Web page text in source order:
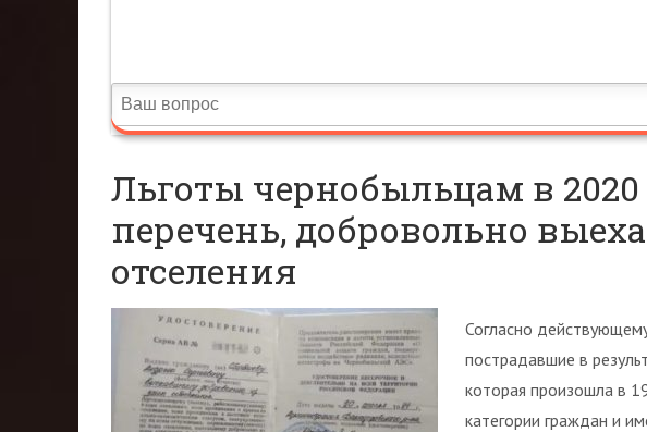
Льготы чернобыльцам в 2020
перечень, добровольно
отселения
Согласно
пострадавшие в
которая произошла в
категории граждан и